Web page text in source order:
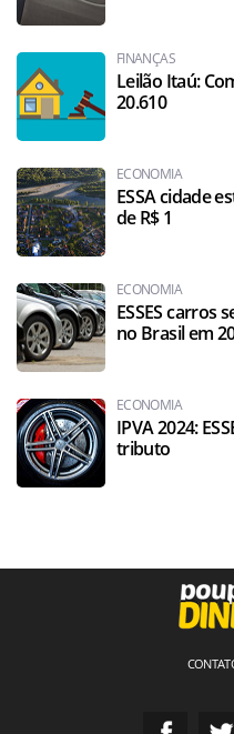
FINANÇAS
Leilão Itaú:
20.610
ECONOMIA
ESSA cidade
de R$ 1
ECONOMIA
ESSES carros
no Brasil em
ECONOMIA
IPVA 2024:
tributo